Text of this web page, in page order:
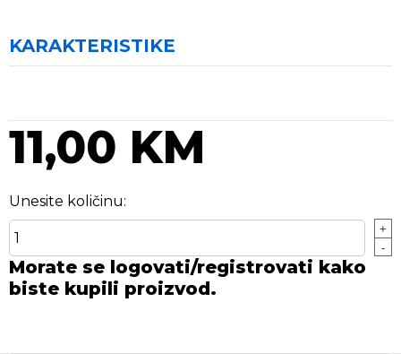
KARAKTERISTIKE
11,00 KM
Unesite količinu:
+
-
Morate se logovati/registrovati kako
biste kupili proizvod.